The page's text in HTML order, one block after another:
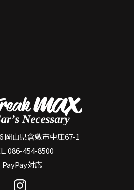
岡山県倉敷市中庄67-1
086-454-8500
PayPay対応